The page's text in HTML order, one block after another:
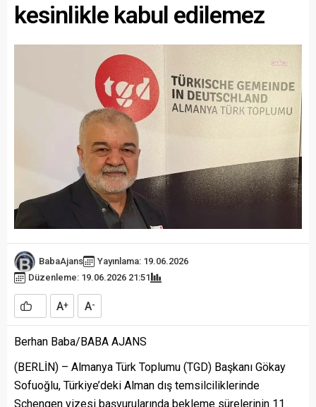
kesinlikle kabul edilemez
BabaAjans
Yayınlama: 19.06.2026
Düzenleme: 19.06.2026 21:51
A+ A-
Berhan Baba/BABA AJANS
(BERLİN) – Almanya Türk Toplumu (TGD) Başkanı Gökay
Sofuoğlu, Türkiye’deki Alman dış temsilciliklerinde
Schengen vizesi başvurularında bekleme sürelerinin 11